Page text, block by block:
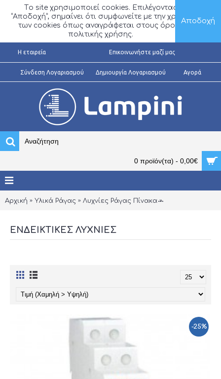
Τo site χρησιμοποιεί cookies. Επιλέγοντας
“Αποδοχή”, σημαίνει ότι συμφωνείτε με την χρήση
των cookies όπως αναγράφεται στους όρους
πολιτικής χρήσης.
Αποδοχή
H εταιρεία Επικοινωνήστε μαζί μας
Σύνδεση Λογαριασμού Δημιουργία Λογαριασμού Αγορά
0 προϊόν(τα) - 0,00€
Αρχική Υλικά Ράγας Λυχνίες Ράγας Πίνακα
ΕΝΔΕΙΚΤΙΚΈΣ ΛΥΧΝΊΕΣ
-25%